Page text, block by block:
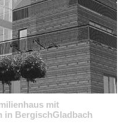
mit
in BergischGladbach